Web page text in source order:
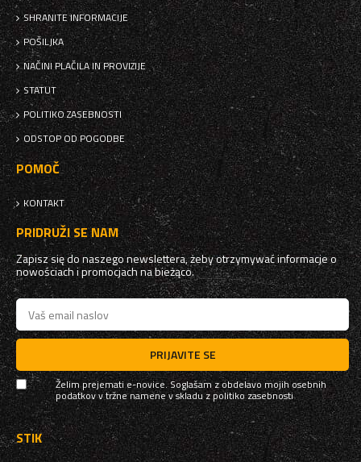
SHRANITE INFORMACIJE
POŠILJKA
NAČINI PLAČILA IN PROVIZIJE
STATUT
POLITIKO ZASEBNOSTI
ODSTOP OD POGODBE
POMOČ
KONTAKT
PRIDRUŽI SE NAM
Zapisz się do naszego newslettera, żeby otrzymywać informacje o
nowościach i promocjach na bieżąco.
PRIJAVITE SE
Želim prejemati e-novice. Soglašam z obdelavo mojih osebnih
podatkov v tržne namene v skladu zpolitiko zasebnosti
STIK